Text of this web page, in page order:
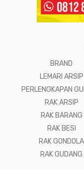
BRAND
LEMARI ARSIP
PERLENGKAPAN
RAK ARSIP
RAK BARANG
RAK BESI
RAK GONDOLA
RAK GUDANG